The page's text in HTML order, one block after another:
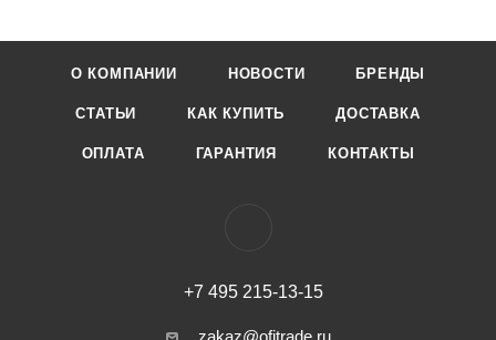
О КОМПАНИИ НОВОСТИ БРЕНДЫ
СТАТЬИ КАК КУПИТЬ ДОСТАВКА
ОПЛАТА ГАРАНТИЯ КОНТАКТЫ
+7 495 215-13-15
zakaz@ofitrade.ru